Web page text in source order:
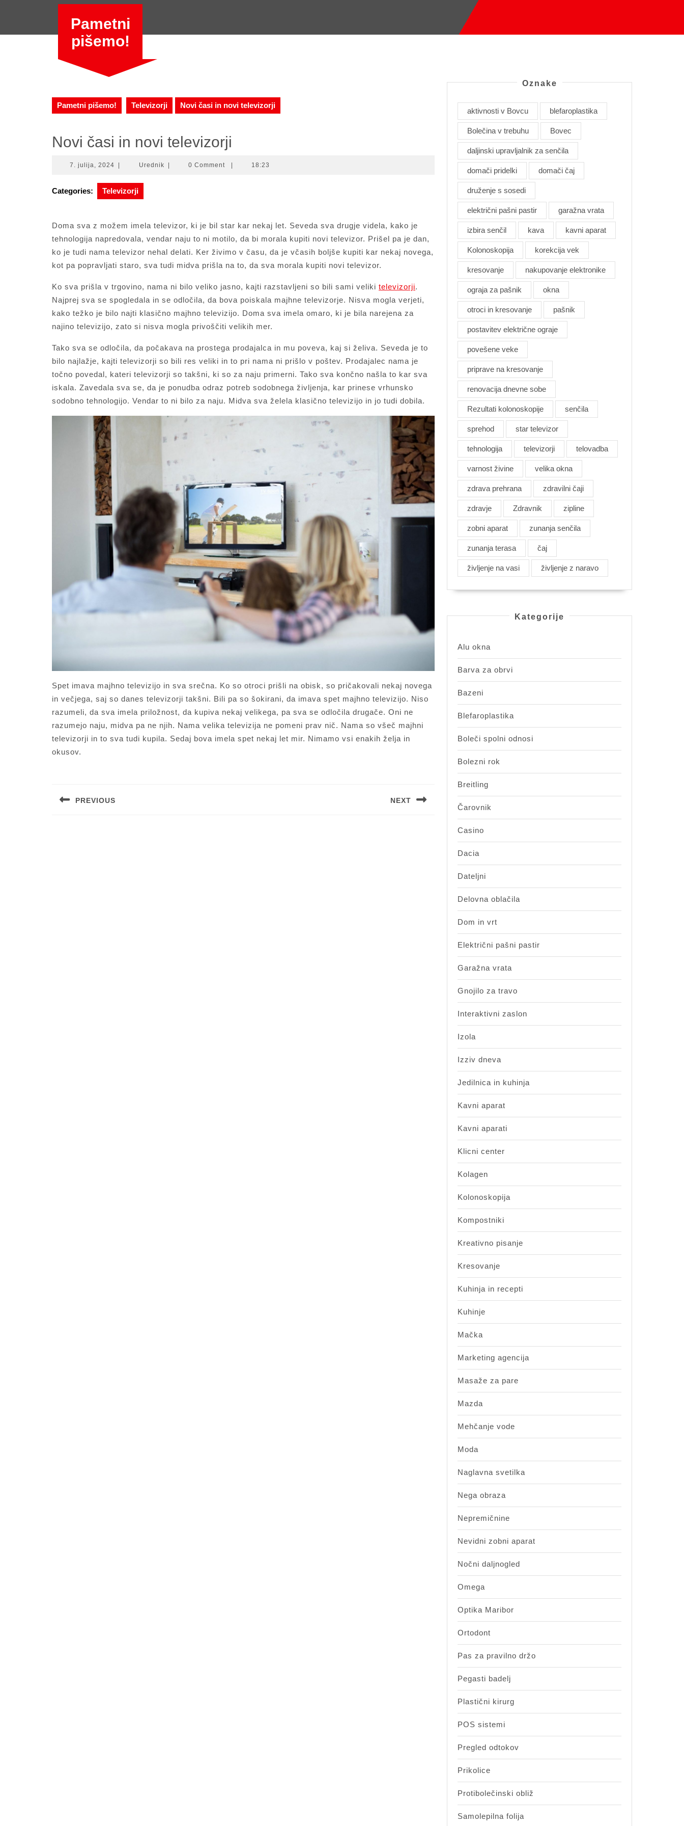
Pametni
pišemo!
Pametni pišemo! Televizorji Novi časi in novi televizorji
Novi časi in novi televizorji
7. julija, 2024 7.
2024
UrednikUrednik0 Comment 18:23
Categories: Televizorji
Doma sva z možem imela televizor, ki je bil star kar nekaj let. Seveda sva drugje videla, kako je
tehnologija napredovala, vendar naju to ni motilo, da bi morala kupiti novi televizor. Prišel pa je dan,
ko je tudi nama televizor nehal delati. Ker živimo v času, da je včasih boljše kupiti kar nekaj novega,
kot pa popravljati staro, sva tudi midva prišla na to, da sva morala kupiti novi televizor.
Ko sva prišla v trgovino, nama ni bilo veliko jasno, kajti razstavljeni so bili sami veliki televizorji.
Najprej sva se spogledala in se odločila, da bova poiskala majhne televizorje. Nisva mogla verjeti,
kako težko je bilo najti klasično majhno televizijo. Doma sva imela omaro, ki je bila narejena za
najino televizijo, zato si nisva mogla privoščiti velikih mer.
Tako sva se odločila, da počakava na prostega prodajalca in mu poveva, kaj si želiva. Seveda je to
bilo najlažje, kajti televizorji so bili res veliki in to pri nama ni prišlo v poštev. Prodajalec nama je
točno povedal, kateri televizorji so takšni, ki so za naju primerni. Tako sva končno našla to kar sva
iskala. Zavedala sva se, da je ponudba odraz potreb sodobnega življenja, kar prinese vrhunsko
sodobno tehnologijo. Vendar to ni bilo za naju. Midva sva želela klasično televizijo in jo tudi dobila.
Spet imava majhno televizijo in sva srečna. Ko so otroci prišli na obisk, so pričakovali nekaj novega
in večjega, saj so danes televizorji takšni. Bili pa so šokirani, da imava spet majhno televizijo. Niso
razumeli, da sva imela priložnost, da kupiva nekaj velikega, pa sva se odločila drugače. Oni ne
razumejo naju, midva pa ne njih. Nama velika televizija ne pomeni prav nič. Nama so všeč majhni
televizorji in to sva tudi kupila. Sedaj bova imela spet nekaj let mir. Nimamo vsi enakih želja in
okusov.
prispevka
PREVIOUS NEXT
Oznake
aktivnosti v Bovcu blefaroplastika
Bolečina v trebuhu Bovec
daljinski upravljalnik za senčila
domači pridelki domači čaj
druženje s sosedi
električni pašni pastir garažna vrata
izbira senčil kava kavni aparat
Kolonoskopija korekcija vek
kresovanje nakupovanje elektronike
ograja za pašnik okna
otroci in kresovanje pašnik
postavitev električne ograje
povešene veke
priprave na kresovanje
renovacija dnevne sobe
Rezultati kolonoskopije senčila
sprehod star televizor
tehnologija televizorji telovadba
varnost živine velika okna
zdrava prehrana zdravilni čaji
zdravje Zdravnik zipline
zobni aparat zunanja senčila
zunanja terasa čaj
življenje na vasi življenje z naravo
Kategorije
Alu okna
Barva za obrvi
Bazeni
Blefaroplastika
Boleči spolni odnosi
Bolezni rok
Breitling
Čarovnik
Casino
Dacia
Dateljni
Delovna oblačila
Dom in vrt
Električni pašni pastir
Garažna vrata
Gnojilo za travo
Interaktivni zaslon
Izola
Izziv dneva
Jedilnica in kuhinja
Kavni aparat
Kavni aparati
Klicni center
Kolagen
Kolonoskopija
Kompostniki
Kreativno pisanje
Kresovanje
Kuhinja in recepti
Kuhinje
Mačka
Marketing agencija
Masaže za pare
Mazda
Mehčanje vode
Moda
Naglavna svetilka
Nega obraza
Nepremičnine
Nevidni zobni aparat
Nočni daljnogled
Omega
Optika Maribor
Ortodont
Pas za pravilno držo
Pegasti badelj
Plastični kirurg
POS sistemi
Pregled odtokov
Prikolice
Protibolečinski obliž
Samolepilna folija